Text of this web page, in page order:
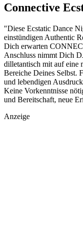
Connective
"Diese Ecstatic Dance
einstündigen Authentic
Dich erwarten
Anschluss nimmt Dich
dilletantisch mit auf eine
Bereiche Deines Selbst.
und lebendigen
Keine Vorkenntnisse
und Bereitschaft, neue
Anzeige